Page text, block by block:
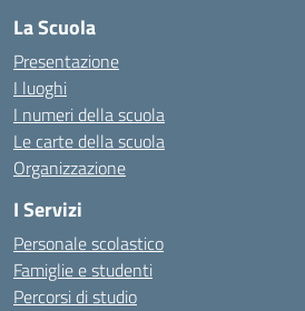
La Scuola
Presentazione
I luoghi
I numeri della scuola
Le carte della scuola
Organizzazione
I Servizi
Personale scolastico
Famiglie e studenti
Percorsi di studio